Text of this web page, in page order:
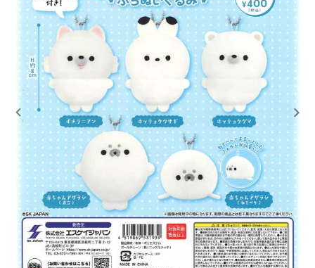
カプセルトイマシン本体
カプセルトイ
販促用空カプセル
レンタル
景品・玩具・文具
販促用カプセルトイ